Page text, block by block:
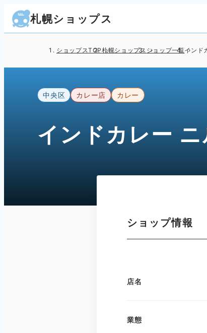
札幌ショップス
ショップスTOP札幌ショップス ショップ一覧インド
中央区 カレー店 カレー
インドカレー ニ
ショップ情報
店名
業態